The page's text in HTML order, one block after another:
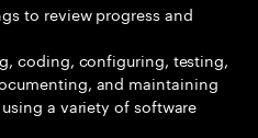
to review progress and
coding, configuring, testing,
and maintaining
a variety of software